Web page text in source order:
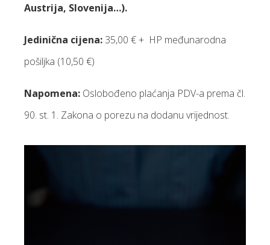
Austrija, Slovenija…).
Jedinična cijena: 35,00 € + HP međunarodna
pošiljka (10,50 €)
Napomena: Oslobođeno plaćanja PDV-a prema čl.
90. st. 1. Zakona o porezu na dodanu vrijednost.